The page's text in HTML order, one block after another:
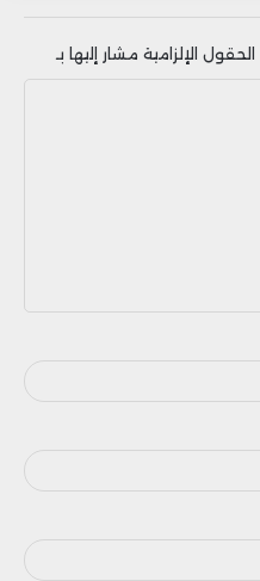
الحقول الإلزامية مشار إليها بـ